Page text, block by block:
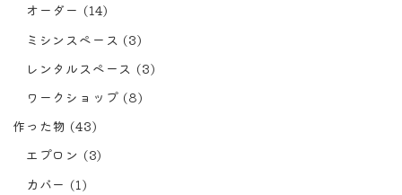
オーダー (14)
ミシンスペース (3)
レンタルスペース (3)
ワークショップ (8)
作った物 (43)
エプロン (3)
カバー (1)